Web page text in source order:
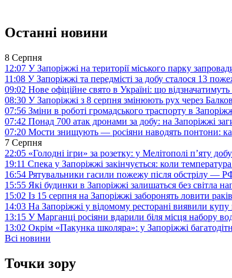
Останні новини
8 Серпня
12:07 У Запоріжжі на території міського парку
11:08 У Запоріжжі та передмісті за добу сталося 13
09:02 Нове офіційне свято в Україні: що
08:30 У Запоріжжі з 8 серпня змінюють рух через
07:56 Зміни в роботі громадського траспорту в
07:42 Понад 700 атак дронами за добу: на Запоріжжі
07:20 Мости знищують — росіяни наводять понтони:
7 Серпня
22:05 «Голодні ігри» за розетку: у Мелітополі п’яту
19:11 Спека у Запоріжжі закінчується: коли
16:54 Рятувальники гасили пожежу після обстрілу —
15:55 Які будинки в Запоріжжі залишаться без світла
15:02 Із 15 серпня на Запоріжжі заборонять ловити
14:03 На Запоріжжі у відомому ресторані виявили
13:15 У Марганці росіяни вдарили біля місця набору
13:02 Окрім «Пакунка школяра»: у Запоріжжі
Всі новини
Точки зору